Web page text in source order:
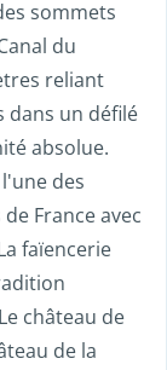
sommets
du
reliant
dans un défilé
absolue.
des
France avec
faïencerie
château de
de la